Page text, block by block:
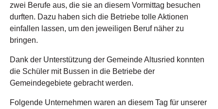
zwei Berufe aus, die sie an diesem Vormittag besuchen
durften. Dazu haben sich die Betriebe tolle Aktionen
einfallen lassen, um den jeweiligen Beruf näher zu
bringen.
Dank der Unterstützung der Gemeinde Altusried konnten
die Schüler mit Bussen in die Betriebe der
Gemeindegebiete gebracht werden.
Folgende Unternehmen waren an diesem Tag für unserer